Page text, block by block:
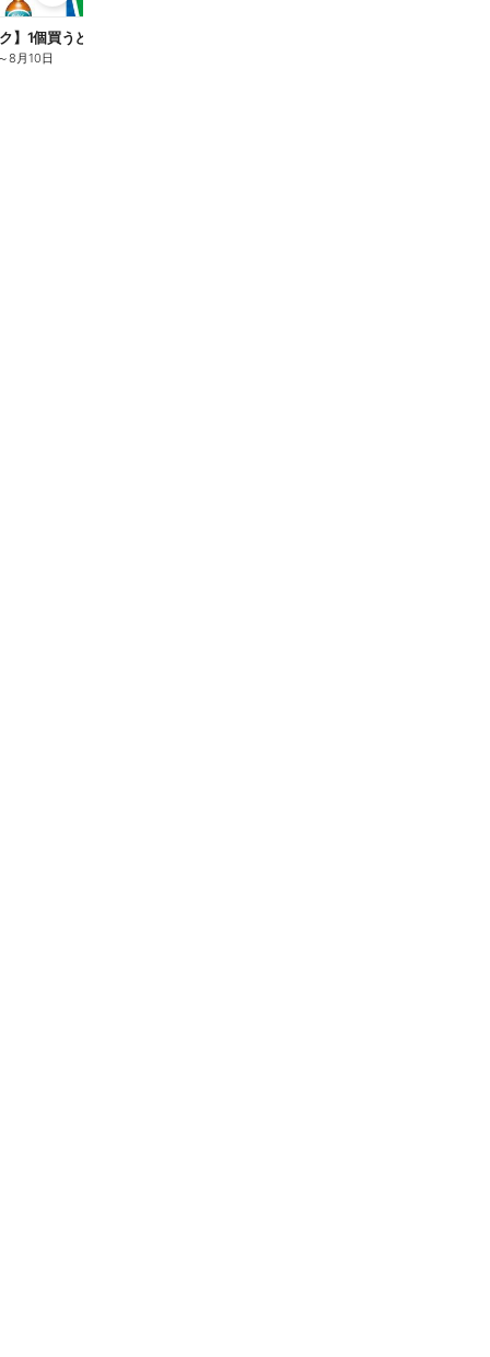
ク】1個買うと1個もらえる/麦茶
～8月10日